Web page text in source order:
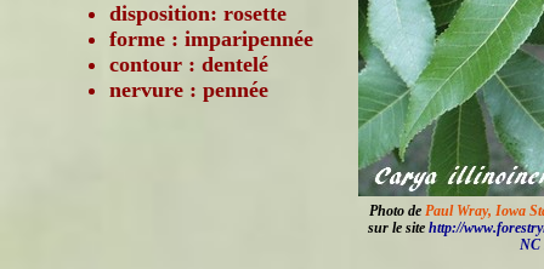
Photo de Paul Wray, Iowa
sur le site http://
NC
disposition: rosette
forme : imparipennée
contour : dentelé
nervure : pennée